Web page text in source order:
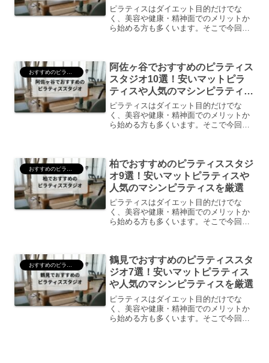
選
ピラティスはダイエット目的だけでな
く、美容や健康・精神面でのメリットか
ら始める方も多くいます。そこで今回
す。ピラティスとはピラティス...
阿佐ヶ谷でおすすめのピラティス
スタジオ10選！安いマットピラ
ティスや人気のマシンピラティス
を厳選
ピラティスはダイエット目的だけでな
く、美容や健康・精神面でのメリットか
ら始める方も多くいます。そこで今回
す。ピラティスとはピラティス...
柏でおすすめのピラティススタジ
オ9選！安いマットピラティスや
人気のマシンピラティスを厳選
ピラティスはダイエット目的だけでな
く、美容や健康・精神面でのメリットか
ら始める方も多くいます。そこで今回
す。ピラティスとはピラティス...
おすすめのピラティス
鶴見でおすすめのピラティススタ
ジオ7選！安いマットピラティス
や人気のマシンピラティスを厳選
ピラティスはダイエット目的だけでな
く、美容や健康・精神面でのメリットか
ら始める方も多くいます。そこで今回